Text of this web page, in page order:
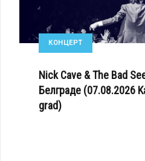
КОНЦЕРТ
Nick Cave & The Bad
Белграде (07.08.2026
grad)